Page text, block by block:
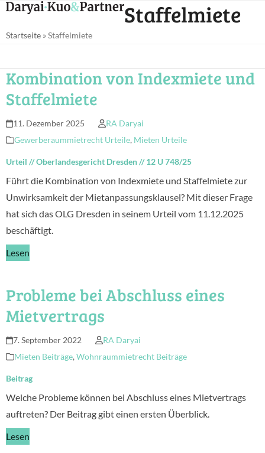
Skip
content
Open
menu
Close
menu
Staffelmiete
Startseite »Staffelmiete
Kombination von Indexmiete und
Staffelmiete
11. Dezember 2025
RA Daryai
Gewerberaummietrecht Urteile, Mieten Urteile
Urteil //Oberlandesgericht Dresden//12 U 748/25
Führt die Kombination von Indexmiete und Staffelmiete zur
Unwirksamkeit der Mietanpassungsklausel? Mit dieser Frage
hat sich das OLG Dresden in seinem Urteil vom 11.12.2025
beschäftigt.
Lesen
Probleme bei Abschluss eines
Mietvertrags
7. September 2022
RA Daryai
Mieten Beiträge, Wohnraummietrecht Beiträge
Beitrag
Welche Probleme können bei Abschluss eines Mietvertrags
auftreten? Der Beitrag gibt einen ersten Überblick.
Lesen